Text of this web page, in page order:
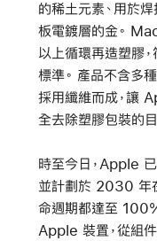
的稀土元素、用於
板電鍍層的金。
以上循環再造塑膠
標準。 產品不含多
採用纖維而成，讓
全去除塑膠包裝的目
時至今日，Apple
並計劃於 2030 年
命週期都達至
Apple 裝置，從組件